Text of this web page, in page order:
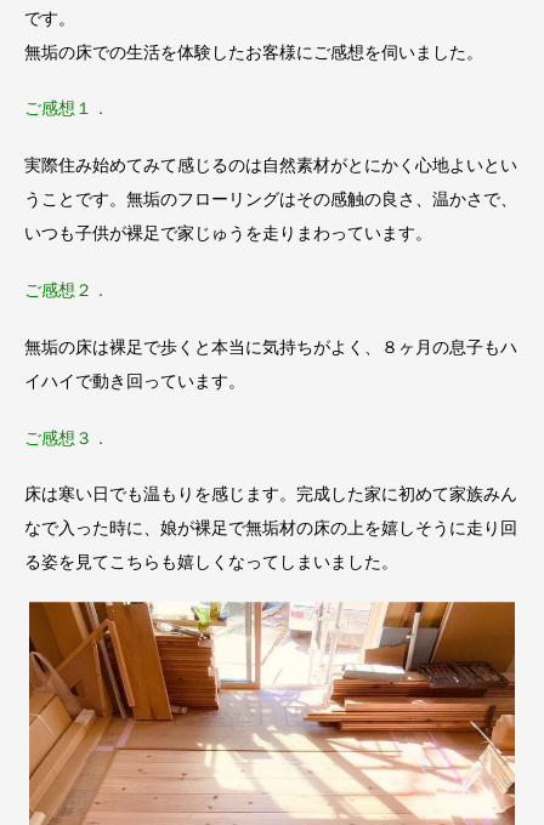
です。
無垢の床での生活を体験したお客様にご感想を伺いました。
ご感想１．
実際住み始めてみて感じるのは自然素材がとにかく心地よいとい
うことです。無垢のフローリングはその感触の良さ、温かさで、
いつも子供が裸足で家じゅうを走りまわっています。
ご感想２．
無垢の床は裸足で歩くと本当に気持ちがよく、８ヶ月の息子もハ
イハイで動き回っています。
ご感想３．
床は寒い日でも温もりを感じます。完成した家に初めて家族みん
なで入った時に、娘が裸足で無垢材の床の上を嬉しそうに走り回
る姿を見てこちらも嬉しくなってしまいました。